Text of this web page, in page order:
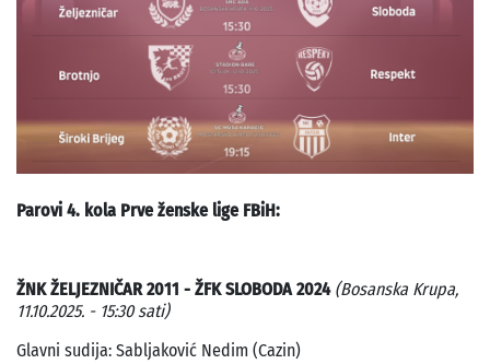
Parovi 4. kola Prve ženske lige FBiH:
ŽNK ŽELJEZNIČAR 2011 - ŽFK SLOBODA 2024 (Bosanska Krupa,
11.10.2025. - 15:30 sati)
Glavni sudija: Sabljaković Nedim (Cazin)